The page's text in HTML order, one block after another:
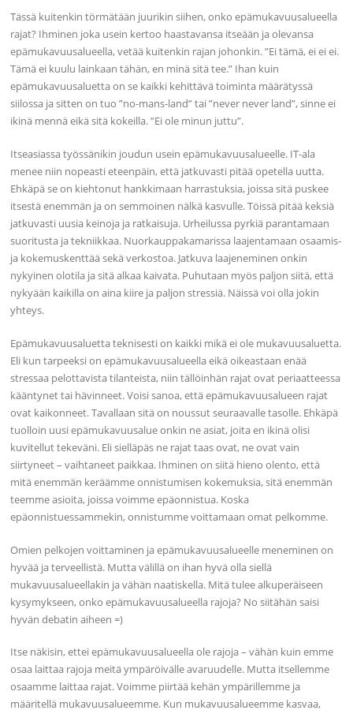
Tässä kuitenkin törmätään juurikin siihen, onko epämukavuusalueella
rajat? Ihminen joka usein kertoo haastavansa itseään ja olevansa
epämukavuusalueella, vetää kuitenkin rajan johonkin. ”Ei tämä, ei ei ei.
Tämä ei kuulu lainkaan tähän, en minä sitä tee.” Ihan kuin
epämukavuusaluetta on se kaikki kehittävä toiminta määrätyssä
siilossa ja sitten on tuo ”no-mans-land” tai ”never never land”, sinne ei
ikinä mennä eikä sitä kokeilla. ”Ei ole minun juttu”.
Itseasiassa työssänikin joudun usein epämukavuusalueelle. IT-ala
menee niin nopeasti eteenpäin, että jatkuvasti pitää opetella uutta.
Ehkäpä se on kiehtonut hankkimaan harrastuksia, joissa sitä puskee
itsestä enemmän ja on semmoinen nälkä kasvulle. Töissä pitää keksiä
jatkuvasti uusia keinoja ja ratkaisuja. Urheilussa pyrkiä parantamaan
suoritusta ja tekniikkaa. Nuorkauppakamarissa laajentamaan osaamis-
ja kokemuskenttää sekä verkostoa. Jatkuva laajeneminen onkin
nykyinen olotila ja sitä alkaa kaivata. Puhutaan myös paljon siitä, että
nykyään kaikilla on aina kiire ja paljon stressiä. Näissä voi olla jokin
yhteys.
Epämukavuusaluetta teknisesti on kaikki mikä ei ole mukavuusaluetta.
Eli kun tarpeeksi on epämukavuusalueella eikä oikeastaan enää
stressaa pelottavista tilanteista, niin tällöinhän rajat ovat periaatteessa
kääntynet tai hävinneet. Voisi sanoa, että epämukavuusalueen rajat
ovat kaikonneet. Tavallaan sitä on noussut seuraavalle tasolle. Ehkäpä
tuolloin uusi epämukavuusalue onkin ne asiat, joita en ikinä olisi
kuvitellut tekeväni. Eli sielläpäs ne rajat taas ovat, ne ovat vain
siirtyneet – vaihtaneet paikkaa. Ihminen on siitä hieno olento, että
mitä enemmän keräämme onnistumisen kokemuksia, sitä enemmän
teemme asioita, joissa voimme epäonnistua. Koska
epäonnistuessammekin, onnistumme voittamaan omat pelkomme.
Omien pelkojen voittaminen ja epämukavuusalueelle meneminen on
hyvää ja terveellistä. Mutta välillä on ihan hyvä olla siellä
mukavuusalueellakin ja vähän naatiskella. Mitä tulee alkuperäiseen
kysymykseen, onko epämukavuusalueella rajoja? No siitähän saisi
hyvän debatin aiheen =)
Itse näkisin, ettei epämukavuusalueella ole rajoja – vähän kuin emme
osaa laittaa rajoja meitä ympäröivälle avaruudelle. Mutta itsellemme
osaamme laittaa rajat. Voimme piirtää kehän ympärillemme ja
määritellä mukavuusalueemme. Kun mukavuusalueemme kasvaa,